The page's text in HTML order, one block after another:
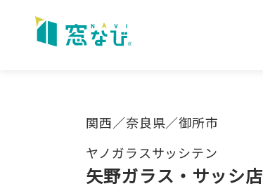
content
関西／奈良県／御所市
ヤノガラスサッシテン
矢野ガラス・サッシ店